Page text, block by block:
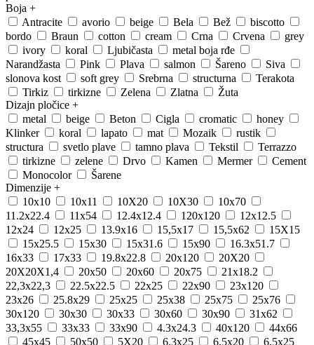
Boja +
Antracite
avorio beige Bela Bež
biscotto
bordo
Braun cotton cream Crna Crvena
grey
ivory
koral Ljubičasta
metal boja rđe
Narandžasta
Pink Plava salmon Šareno
Siva
slonova kost
soft grey Srebrna structurna
Terakota
Tirkiz
tirkizne Zelena Zlatna
Žuta
Dizajn pločice +
metal
beige Beton Cigla cromatic
honey
Klinker
koral lapato mat Mozaik
rustik
structura
svetlo plave tamno plava Tekstil
Terrazzo
tirkizne
zelene Drvo Kamen Mermer
Cement
Monocolor
Šarene
Dimenzije +
10x10
10x11 10X20 10X30
10x70
11.2x22.4
11x54 12.4x12.4 120x120
12x12.5
12x24
12x25 13.9x16 15,5x17 15,5x62
15X15
15x25.5
15x30 15x31.6 15x90
16.3x51.7
16x33
17x33 19.8x22.8 20x120
20X20
20X20X1,4
20x50 20x60 20x75
21x18.2
22,3x22,3
22.5x22.5 22x25 22x90
23x120
23x26
25.8x29 25x25 25x38 25x75
25x76
30x120
30x30 30x33 30x60 30x90
31x62
33,3x55
33x33 33x90 4.3x24.3 40x120
44x66
45x45
50x50 5X20 6,3x25 6,5x20
6,5x25